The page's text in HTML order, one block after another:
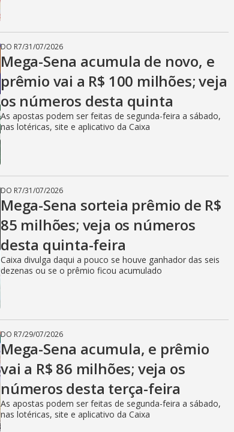
DO R7/31/07/2026
Mega-Sena acumula de novo, e
prêmio vai a R$ 100 milhões; veja
os números desta quinta
As apostas podem ser feitas de segunda-feira a sábado,
nas lotéricas, site e aplicativo da Caixa
DO R7/31/07/2026
Mega-Sena sorteia prêmio de R$
85 milhões; veja os números
desta quinta-feira
Caixa divulga daqui a pouco se houve ganhador das seis
dezenas ou se o prêmio ficou acumulado
DO R7/29/07/2026
Mega-Sena acumula, e prêmio
vai a R$ 86 milhões; veja os
números desta terça-feira
As apostas podem ser feitas de segunda-feira a sábado,
nas lotéricas, site e aplicativo da Caixa